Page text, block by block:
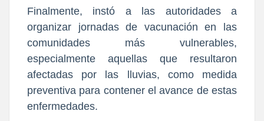
Finalmente, instó a las autoridades a
organizar jornadas de vacunación en las
comunidades más vulnerables,
especialmente aquellas que resultaron
afectadas por las lluvias, como medida
preventiva para contener el avance de estas
enfermedades.